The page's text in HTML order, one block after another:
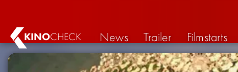
KINOCHECK News Trailer Filmstarts